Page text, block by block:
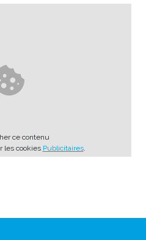
ce contenu
les cookies Publicitaires.